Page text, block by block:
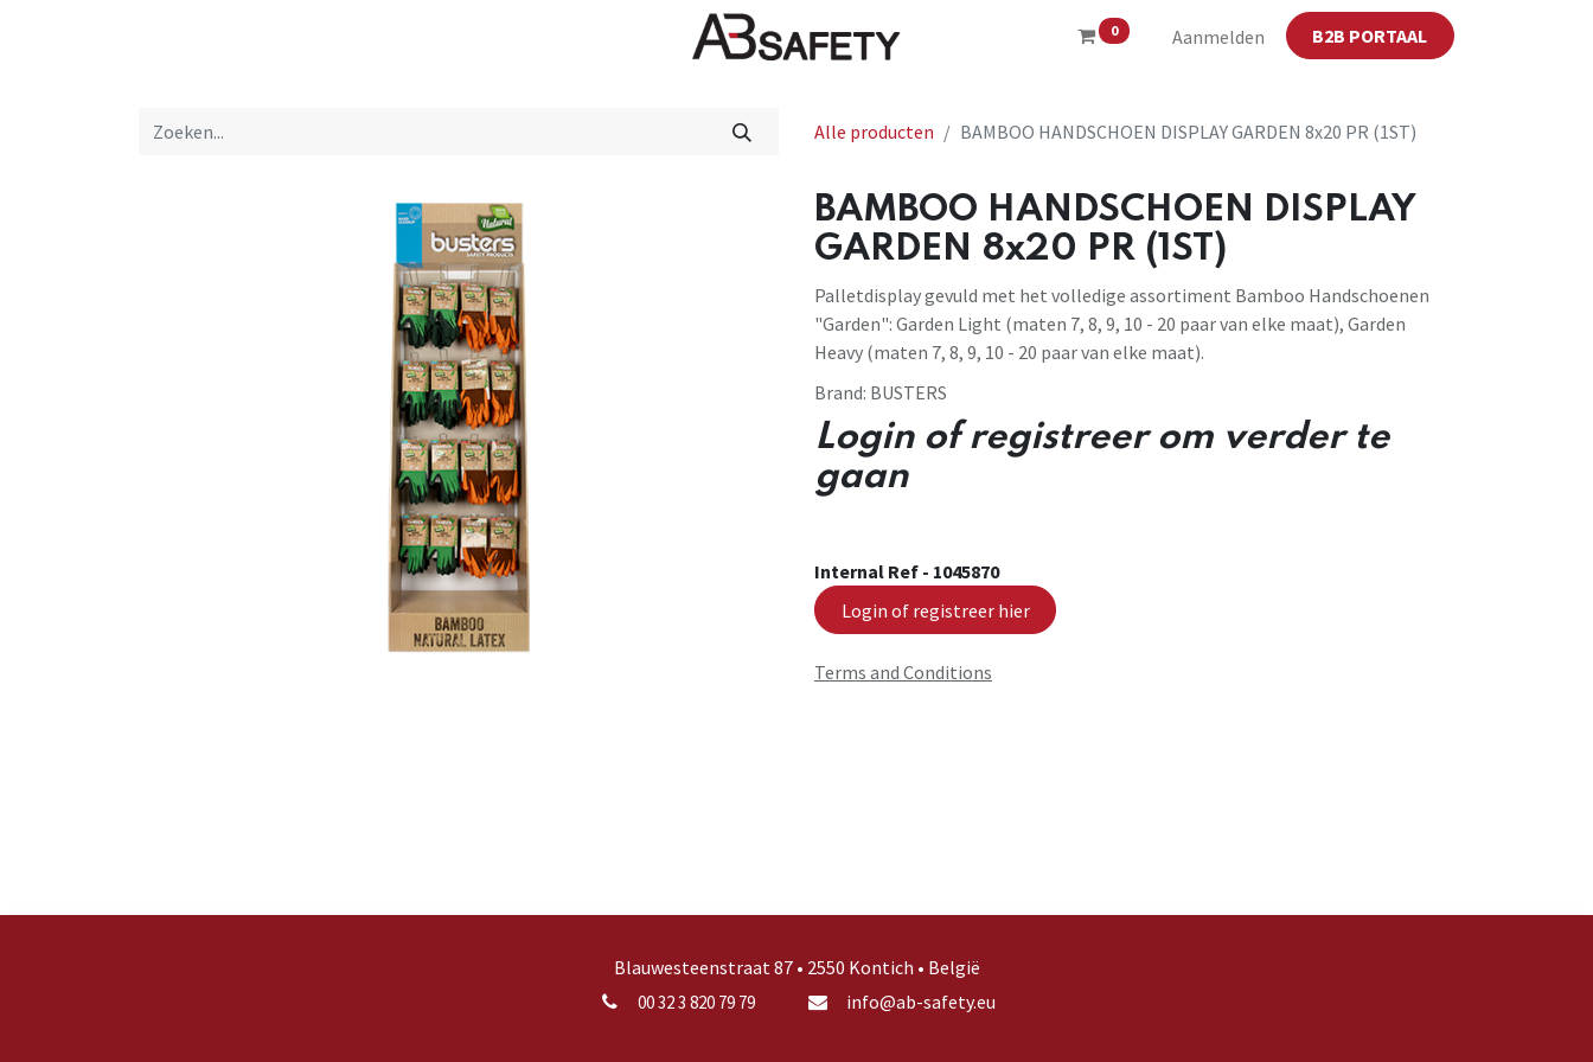
0 Aanmelden B2B PORTAAL
Winkel CE
Alle producten BAMBOO HANDSCHOEN DISPLAY GARDEN 8x20 PR (1ST)
BAMBOO HANDSCHOEN DISPLAY
GARDEN 8x20 PR (1ST)
Palletdisplay gevuld met het volledige assortiment Bamboo Handschoenen
"Garden": Garden Light (maten 7, 8, 9, 10 - 20 paar van elke maat), Garden
Heavy (maten 7, 8, 9, 10 - 20 paar van elke maat).
Brand: BUSTERS
Login of registreer om verder te
gaan
Internal Ref - 1045870
Login of registreer hier
Terms and Conditions
Blauwesteenstraat 87 • 2550 Kontich • België
00 32 3 820 79 79 info@ab-safety.eu